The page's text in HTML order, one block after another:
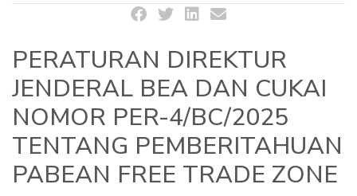
PERATURAN DIREKTUR
JENDERAL BEA DAN CUKAI
NOMOR PER-4/BC/2025
TENTANG PEMBERITAHUAN
PABEAN FREE TRADE ZONE